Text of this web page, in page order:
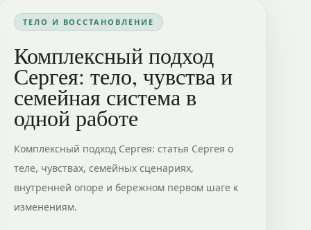
ТЕЛО И ВОССТАНОВЛЕНИЕ
Комплексный подход
Сергея: тело, чувства и
семейная система в
одной работе
Комплексный подход Сергея: статья Сергея о
теле, чувствах, семейных сценариях,
внутренней опоре и бережном первом шаге к
изменениям.